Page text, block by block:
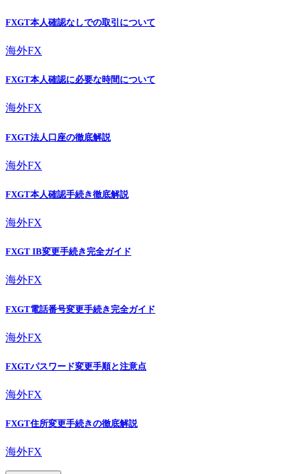
FXGT本人確認なしでの取引について
海外FX
FXGT本人確認に必要な時間について
海外FX
FXGT法人口座の徹底解説
海外FX
FXGT本人確認手続き徹底解説
海外FX
FXGT IB変更手続き完全ガイド
海外FX
FXGT電話番号変更手続き完全ガイド
海外FX
FXGTパスワード変更手順と注意点
海外FX
FXGT住所変更手続きの徹底解説
海外FX